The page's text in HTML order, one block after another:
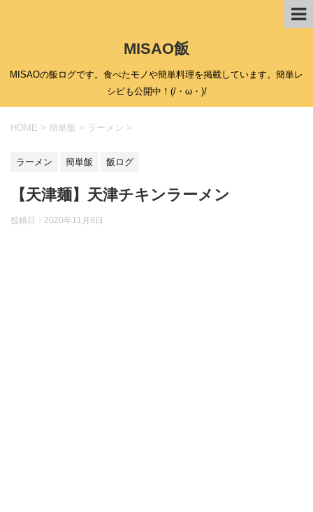
MISAO飯
MISAOの飯ログです。食べたモノや簡単料理を掲載しています。簡単レ
シピも公開中！(/・ω・)/
HOME > 簡単飯 > ラーメン >
ラーメン 簡単飯 飯ログ
【天津麺】天津チキンラーメン
投稿日： 2020年11月9日